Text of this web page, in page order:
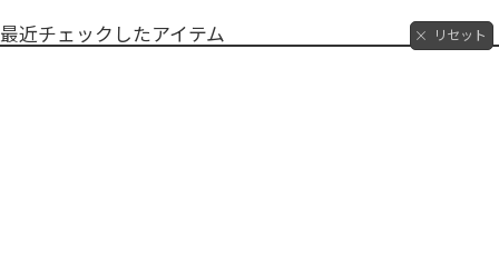
最近チェックしたアイテム リセット